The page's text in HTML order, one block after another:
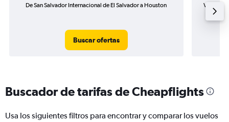
De San Salvador Internacional de El Salvador a Houston
Buscar ofertas
Vuelo de
Buscador de tarifas de Cheapflights
Usa los siguientes filtros para encontrar y comparar los vuelos